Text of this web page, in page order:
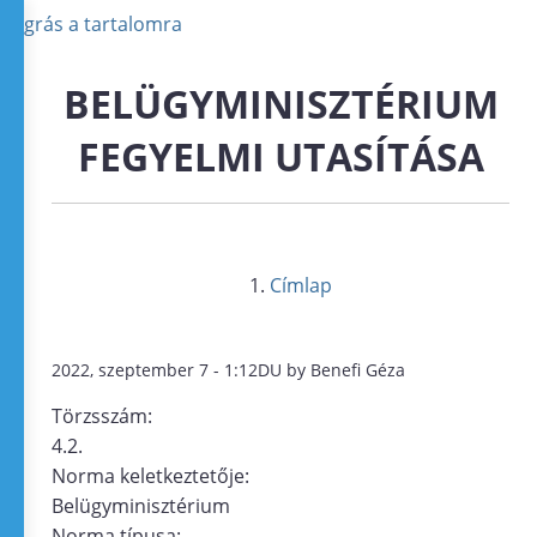
Ugrás a tartalomra
BELÜGYMINISZTÉRIUM
FEGYELMI UTASÍTÁSA
Címlap
2022, szeptember 7 - 1:12DU by Benefi Géza
Törzsszám:
4.2.
Norma keletkeztetője:
Belügyminisztérium